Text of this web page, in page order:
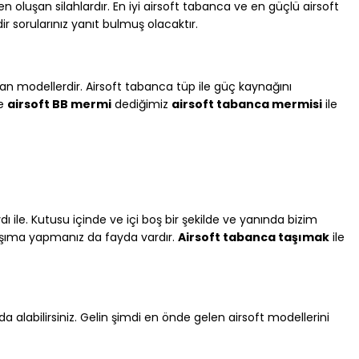
silahlardır. En iyi airsoft tabanca ve en güçlü airsoft
yanıt bulmuş olacaktır.
modellerdir. Airsoft tabanca tüp ile güç kaynağını
airsoft BB mermi dediğimiz airsoft tabanca mermisi ile
ile. Kutusu içinde ve içi boş bir şekilde ve yanında bizim
yapmanız da fayda vardır. Airsoft tabanca taşımak ile
alabilirsiniz. Gelin şimdi en önde gelen airsoft modellerini